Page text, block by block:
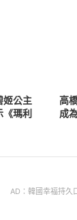
姬公主
瑪利
高
成
AD：韓國幸福持